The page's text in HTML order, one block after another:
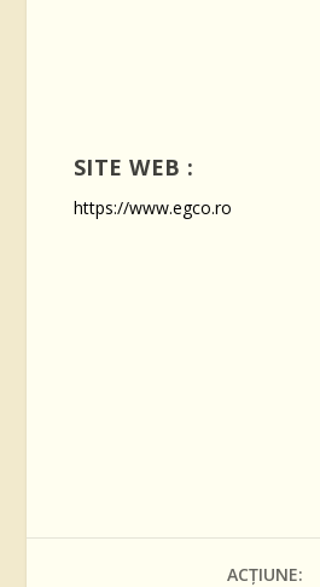
SITE WEB :
https://www.egco.ro
ACȚIUNE: